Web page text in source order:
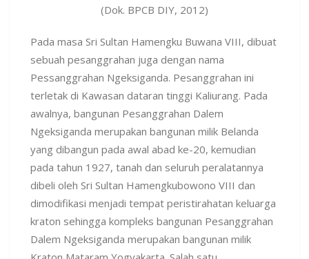
(Dok. BPCB DIY, 2012)
Pada masa Sri Sultan Hamengku Buwana VIII, dibuat
sebuah pesanggrahan juga dengan nama
Pessanggrahan Ngeksiganda. Pesanggrahan ini
terletak di Kawasan dataran tinggi Kaliurang. Pada
awalnya, bangunan Pesanggrahan Dalem
Ngeksiganda merupakan bangunan milik Belanda
yang dibangun pada awal abad ke-20, kemudian
pada tahun 1927, tanah dan seluruh peralatannya
dibeli oleh Sri Sultan Hamengkubowono VIII dan
dimodifikasi menjadi tempat peristirahatan keluarga
kraton sehingga kompleks bangunan Pesanggrahan
Dalem Ngeksiganda merupakan bangunan milik